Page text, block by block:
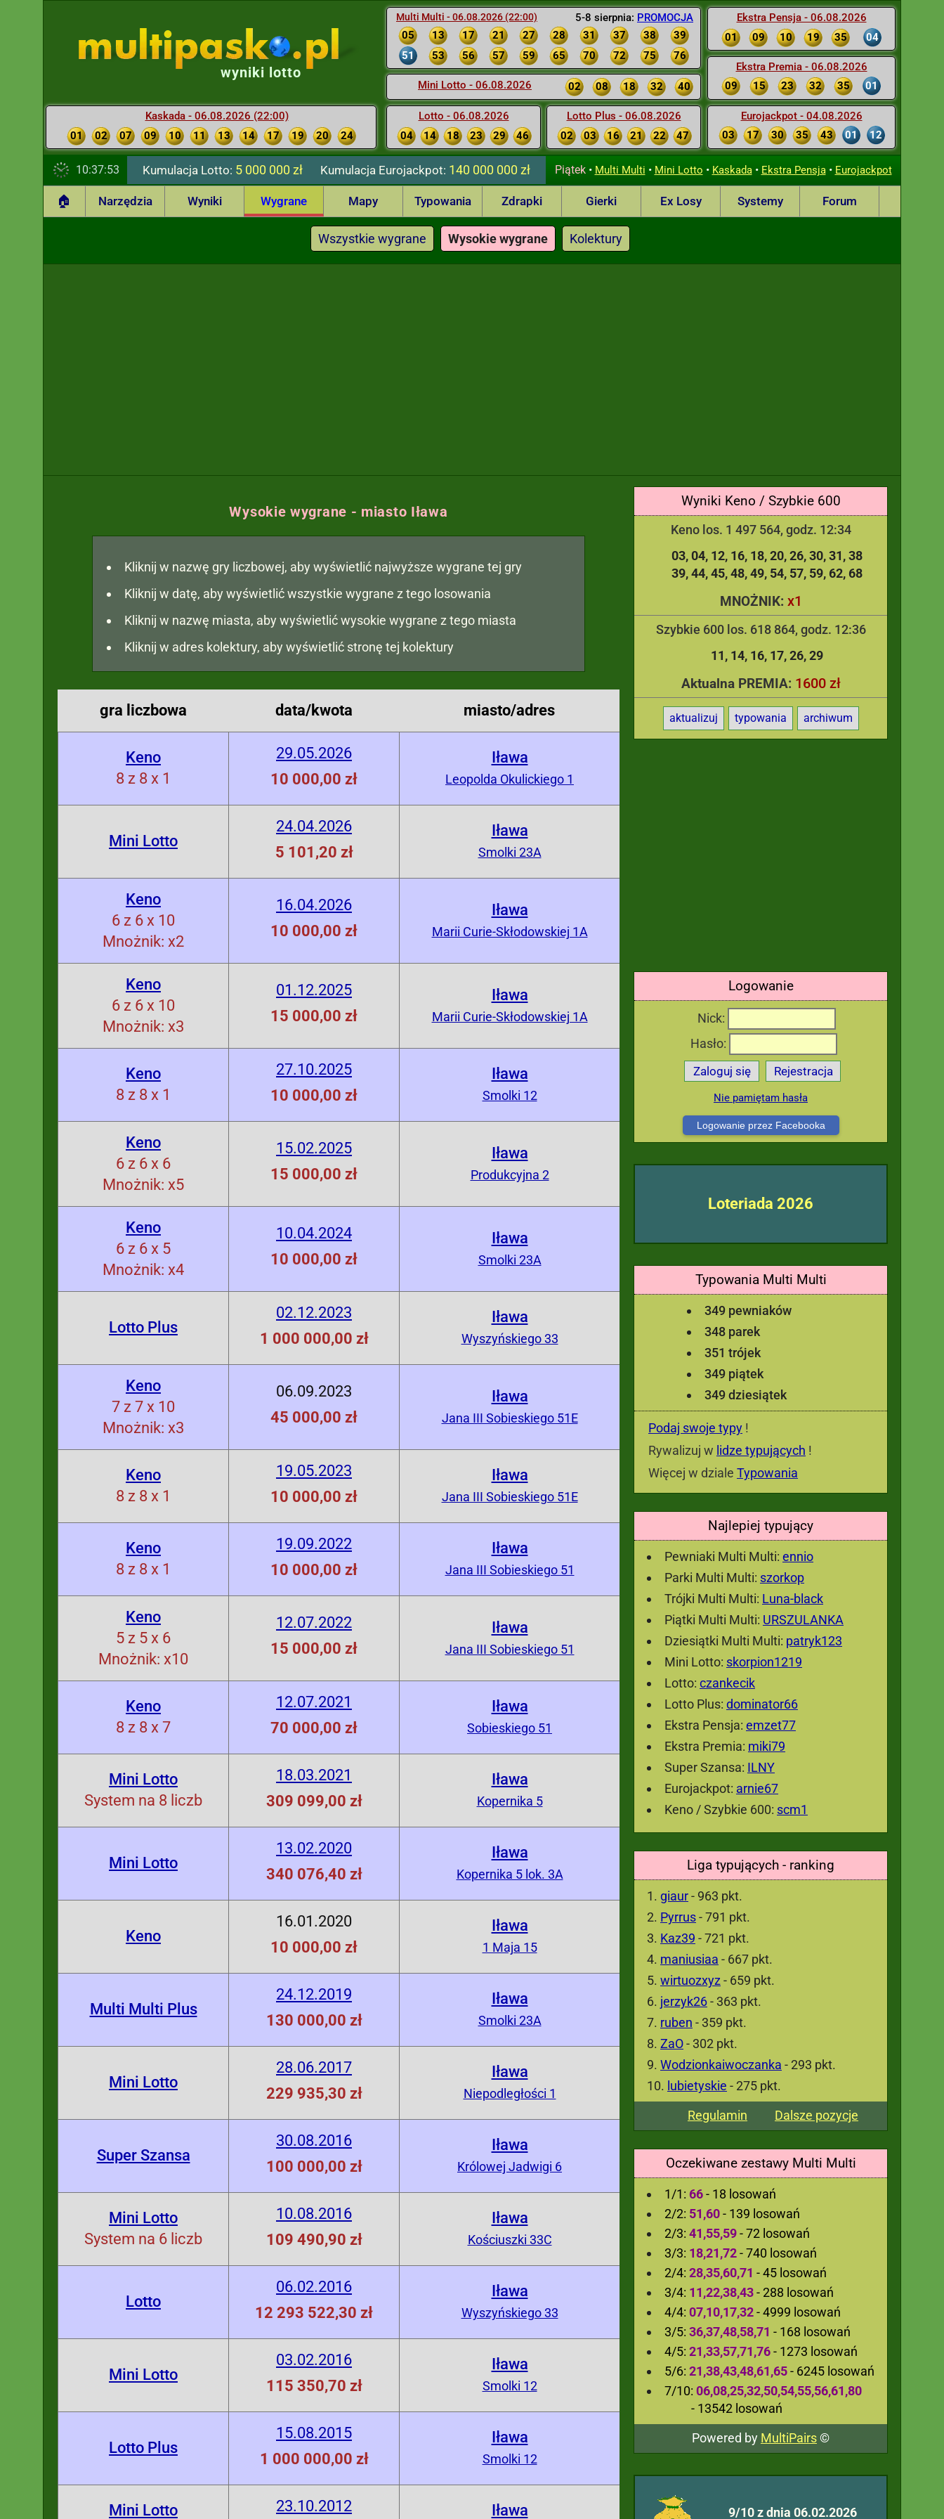
5-8 sierpnia: PROMOCJA
Multi Multi - 06.08.2026 (22:00)
05 13 17 21 27 28 31 37 38
39
51
53 56 57 59 65 70 72 75 76
Mini Lotto - 06.08.2026 02 08 18 32 40
Lotto - 06.08.2026
04
14 18 23 29 46
Lotto Plus - 06.08.2026
02
03 16 21 22 47
Ekstra Pensja - 06.08.2026
01
09 10 19 35 04
Ekstra Premia - 06.08.2026
09
15 23 32 35 01
Eurojackpot - 04.08.2026
03
17 30 35 43 01 12
wyniki lotto
Kaskada - 06.08.2026 (22:00)
01
02 07 09 10 11 13 14 17 19 20 24
10:37:54 Kumulacja Lotto: 5 000 000 zł KumulacjaEurojackpot: 140 000 000 zł Piątek• Multi Multi • Mini Lotto • Kaskada• Ekstra Pensja• Eurojackpot
🏠 Narzędzia Wyniki Wygrane Mapy Typowania Zdrapki Gierki Ex Losy Systemy Forum
Wszystkie wygrane Wysokie wygrane Kolektury
Wyniki Keno / Szybkie 600
Keno los. 1 497 564, godz. 12:34
03 04 12 16 18 20 26 30 31 38
39 44 45 48 49 54 57 59 62 68
MNOŻNIK: x1
Szybkie 600 los. 618 864, godz. 12:36
11 14 16 17 26 29
Aktualna PREMIA: 1600 zł
aktualizuj typowania archiwum
Logowanie
Nick:
Hasło:
Zaloguj się Rejestracja
Nie pamiętam hasła
Logowanie przez Facebooka
Loteriada 2026
Typowania Multi Multi
349 pewniaków
348 parek
351 trójek
349 piątek
349 dziesiątek
Podaj swoje typy !
Rywalizuj w lidze typujących !
Więcej w dziale Typowania
Najlepiej typujący
Pewniaki Multi Multi: ennio
Parki Multi Multi: szorkop
Trójki Multi Multi: Luna-black
Piątki Multi Multi: URSZULANKA
Dziesiątki Multi Multi: patryk123
Mini Lotto: skorpion1219
Lotto: czankecik
Lotto Plus: dominator66
Ekstra Pensja: emzet77
Ekstra Premia: miki79
Super Szansa: ILNY
Eurojackpot: arnie67
Keno / Szybkie 600: scm1
Liga typujących - ranking
giaur- 963 pkt.
Pyrrus- 791 pkt.
Kaz39 - 721 pkt.
maniusiaa - 667 pkt.
wirtuozxyz - 659 pkt.
jerzyk26- 363 pkt.
ruben - 359 pkt.
ZaO- 302 pkt.
Wodzionkaiwoczanka - 293 pkt.
lubietyskie - 275 pkt.
Regulamin
Dalsze pozycje
Oczekiwane zestawy Multi Multi
1/1: 66- 18 losowań
2/2: 51,60- 139 losowań
2/3: 41,55,59- 72 losowań
3/3: 18,21,72- 740 losowań
2/4: 28,35,60,71 - 45 losowań
3/4: 11,22,38,43- 288 losowań
4/4: 07,10,17,32- 4999 losowań
3/5: 36,37,48,58,71 - 168 losowań
4/5: 21,33,57,71,76- 1273 losowań
5/6: 21,38,43,48,61,65- 6245 losowań
7/10: 06,08,25,32,50,54,55,56,61,80
- 13542 losowań
Powered by MultiPairs©
9/10 z dnia 06.02.2026
Wysokie wygrane - miasto Iława
Kliknij w nazwę gry liczbowej, aby wyświetlić najwyższe wygrane tej gry
Kliknij w datę, aby wyświetlić wszystkie wygrane z tego losowania
Kliknij w nazwę miasta, aby wyświetlić wysokie wygrane z tego miasta
Kliknij w adres kolektury, aby wyświetlić stronę tej kolektury
gra liczbowa data/kwota miasto/adres
Keno
8 z 8 x 1
29.05.2026
10 000,00 zł
Iława
Leopolda Okulickiego 1
Mini Lotto
24.04.2026
5 101,20 zł
Iława
Smolki 23A
Keno
6 z 6 x 10
Mnożnik: x2
16.04.2026
10 000,00 zł
Iława
Marii Curie-Skłodowskiej 1A
Keno
6 z 6 x 10
Mnożnik: x3
01.12.2025
15 000,00 zł
Iława
Marii Curie-Skłodowskiej 1A
Keno
8 z 8 x 1
27.10.2025
10 000,00 zł
Iława
Smolki 12
Keno
6 z 6 x 6
Mnożnik: x5
15.02.2025
15 000,00 zł
Iława
Produkcyjna 2
Keno
6 z 6 x 5
Mnożnik: x4
10.04.2024
10 000,00 zł
Iława
Smolki 23A
Lotto Plus
02.12.2023
1 000 000,00 zł
Iława
Wyszyńskiego 33
Keno
7 z 7 x 10
Mnożnik: x3
06.09.2023
45 000,00 zł
Iława
Jana III Sobieskiego 51E
Keno
8 z 8 x 1
19.05.2023
10 000,00 zł
Iława
Jana III Sobieskiego 51E
Keno
8 z 8 x 1
19.09.2022
10 000,00 zł
Iława
Jana III Sobieskiego 51
Keno
5 z 5 x 6
Mnożnik: x10
12.07.2022
15 000,00 zł
Iława
Jana III Sobieskiego 51
Keno
8 z 8 x 7
12.07.2021
70 000,00 zł
Iława
Sobieskiego 51
Mini Lotto
System na 8 liczb
18.03.2021
309 099,00 zł
Iława
Kopernika 5
Mini Lotto
13.02.2020
340 076,40 zł
Iława
Kopernika 5 lok. 3A
Keno
16.01.2020
10 000,00 zł
Iława
1 Maja 15
Multi Multi Plus
24.12.2019
130 000,00 zł
Iława
Smolki 23A
Mini Lotto
28.06.2017
229 935,30 zł
Iława
Niepodległości 1
Super Szansa
30.08.2016
100 000,00 zł
Iława
Królowej Jadwigi 6
Mini Lotto
System na 6 liczb
10.08.2016
109 490,90 zł
Iława
Kościuszki 33C
Lotto
06.02.2016
12 293 522,30 zł
Iława
Wyszyńskiego 33
Mini Lotto
03.02.2016
115 350,70 zł
Iława
Smolki 12
Lotto Plus
15.08.2015
1 000 000,00 zł
Iława
Smolki 12
Mini Lotto 23.10.2012 Iława